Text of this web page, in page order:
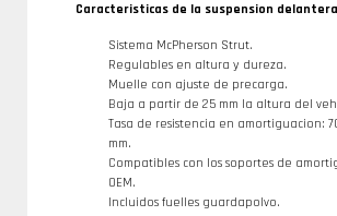
Caracteristicas de la suspension delantera
Sistema McPherson Strut.
Regulables en altura y dureza.
Muelle con ajuste de precarga.
Baja a partir de 25 mm la altura del
Tasa de resistencia en amortiguacion:
mm.
Compatibles con los soportes de
OEM.
Incluidos fuelles guardapolvo.